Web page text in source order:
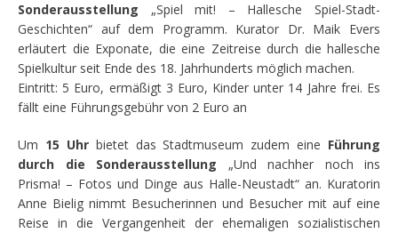
Sonderausstellung „Spiel mit! – Hallesche Spiel-Stadt-
Geschichten“ auf dem Programm. Kurator Dr. Maik Evers
erläutert die Exponate, die eine Zeitreise durch die hallesche
Spielkultur seit Ende des 18. Jahrhunderts möglich machen.
Eintritt: 5 Euro, ermäßigt 3 Euro, Kinder unter 14 Jahre frei. Es
fällt eine Führungsgebühr von 2 Euro an
Um 15 Uhrbietet das Stadtmuseum zudem eine Führung
durch die Sonderausstellung „Und nachher noch ins
Prisma! – Fotos und Dinge aus Halle-Neustadt“ an. Kuratorin
Anne Bielig nimmt Besucherinnen und Besucher mit auf eine
Reise in die Vergangenheit der ehemaligen sozialistischen